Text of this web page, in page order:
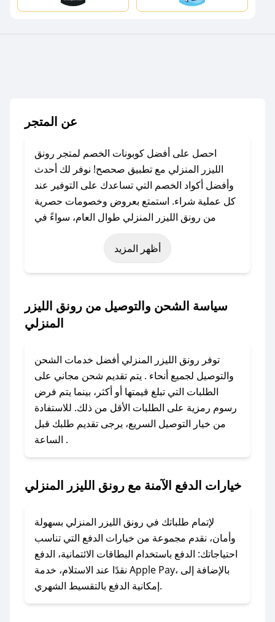
عن المتجر
احصل على أفضل كوبونات الخصم لمتجر رونق
الليزر المنزلي مع تطبيق صحصح! نوفر لك أحدث
وأفضل أكواد الخصم التي تساعدك على التوفير عند
كل عملية شراء. استمتع بعروض وخصومات حصرية
من رونق الليزر المنزلي طوال العام، سواءً في
المناسبات مثل عيد الفطر، عيد الأضحى، الجمعة
البيضاء (شهر نوفمبر)، رمضان، اليوم الوطني، يوم
التأسيس، أو حتى عروض خاصة أخرى.
المنزلي؟
باستخدام تطبيق صحصح، يمكنك العثور بسهولة على
الكوبون، تواصل معنا عبر تويتر أو البريد الإلكتروني
لإضافته بسرعة.
### كيفية استخدام كود خصم رونق الليزر المنزلي؟
1. انسخ كود الخصم من تطبيق صحصح.
2. الصقه في خانة الدفع عند التسوق من رونق الليزر
المنزلي.
### ماذا أفعل إذا لم يعمل كود الخصم؟
الرسائل الخاصة على تويتر أو البريد الإلكتروني،
وسنقوم بحل المشكلة في أسرع وقت ممكن.
### ماذا أفعل إذا لم أجد كود خصم لمتجري
المفضل؟
في حال عدم توفر كوبونات لمتجرك المفضل، يمكنك
أظهر المزيد
سياسة الشحن والتوصيل من رونق الليزر
المنزلي
توفر رونق الليزر المنزلي أفضل خدمات الشحن
والتوصيل لجميع أنحاء . يتم تقديم شحن مجاني على
الطلبات التي تبلغ قيمتها أو أكثر، بينما يتم فرض
رسوم رمزية على الطلبات الأقل من ذلك. للاستفادة
من خيار التوصيل السريع، يرجى تقديم طلبك قبل
الساعة .
خيارات الدفع الآمنة مع رونق الليزر المنزلي
لإتمام طلباتك في رونق الليزر المنزلي بسهولة
وأمان، نقدم مجموعة من خيارات الدفع التي تناسب
احتياجاتك: الدفع باستخدام البطاقات الائتمانية، الدفع
نقدًا عند الاستلام، خدمة Apple Pay، بالإضافة إلى
إمكانية الدفع بالتقسيط الشهري.